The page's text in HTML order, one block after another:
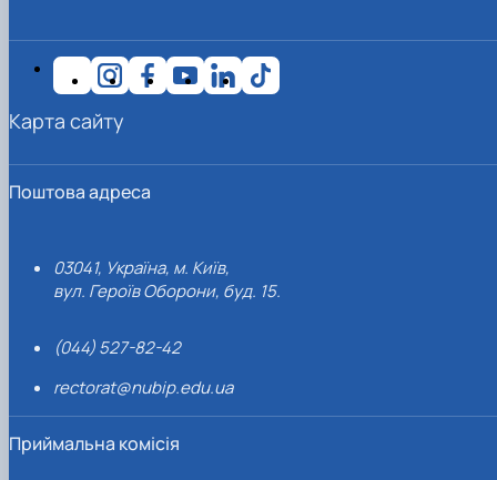
Поштова адреса
03041, Україна, м. Київ,
вул. Героїв Оборони, буд. 15.
(044) 527-82-42
rectorat@nubip.edu.ua
Приймальна комісія
Карта сайту